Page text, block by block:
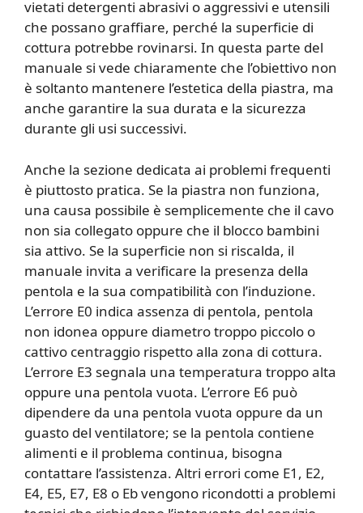
vietati detergenti abrasivi o aggressivi e utensili
che possano graffiare, perché la superficie di
cottura potrebbe rovinarsi. In questa parte del
manuale si vede chiaramente che l’obiettivo non
è soltanto mantenere l’estetica della piastra, ma
anche garantire la sua durata e la sicurezza
durante gli usi successivi.
Anche la sezione dedicata ai problemi frequenti
è piuttosto pratica. Se la piastra non funziona,
una causa possibile è semplicemente che il cavo
non sia collegato oppure che il blocco bambini
sia attivo. Se la superficie non si riscalda, il
manuale invita a verificare la presenza della
pentola e la sua compatibilità con l’induzione.
L’errore E0 indica assenza di pentola, pentola
non idonea oppure diametro troppo piccolo o
cattivo centraggio rispetto alla zona di cottura.
L’errore E3 segnala una temperatura troppo alta
oppure una pentola vuota. L’errore E6 può
dipendere da una pentola vuota oppure da un
guasto del ventilatore; se la pentola contiene
alimenti e il problema continua, bisogna
contattare l’assistenza. Altri errori come E1, E2,
E4, E5, E7, E8 o Eb vengono ricondotti a problemi